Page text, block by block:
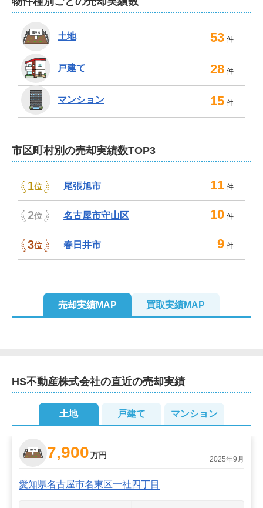
土地 53 件
戸建て 28 件
マンション 15 件
市区町村別の売却実績数TOP3
1位 尾張旭市 11 件
2位 名古屋市守山区 10 件
3位 春日井市 9 件
売却実績MAP 買取実績MAP
2
4
3
2
2
2
HS不動産株式会社の直近の売却実績
土地 戸建て マンション
7,900万円 2025年9月
愛知県名古屋市名東区一社四丁目